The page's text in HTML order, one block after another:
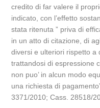
credito di far valere il
indicato, con l’effetto
stata ritenuta ” priva di
in un atto di citazione, di
diversi e ulteriori rispetto a
trattandosi di espressione
non puo’ in alcun modo
una richiesta di
3371/2010; Cass. 28518/